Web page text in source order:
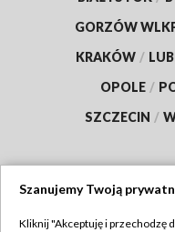
GORZÓW
KRAKÓW /
OPOLE /
SZCZECIN /
Szanujemy Twoją
Kliknij "Akceptuję i przechodzę